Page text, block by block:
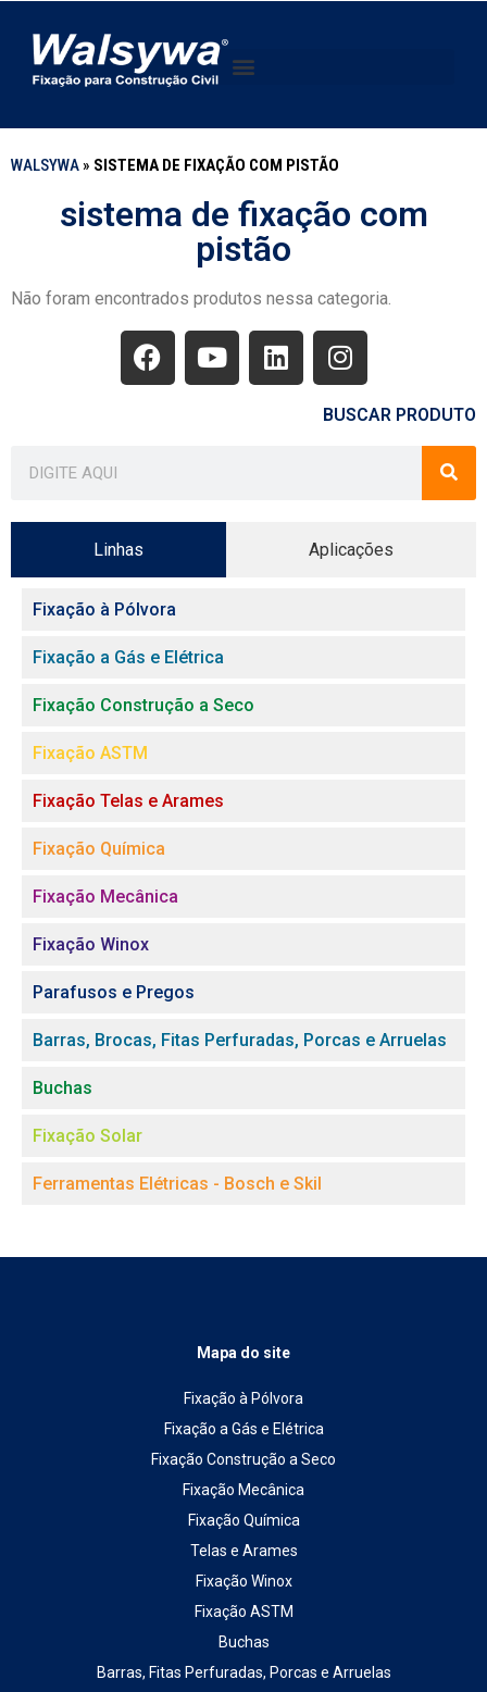
WALSYWA» SISTEMA DE FIXAÇÃO COM PISTÃO
sistema de fixação com
pistão
Não foram encontrados produtos nessa categoria.
BUSCAR PRODUTO
Linhas Aplicações
Fixação à Pólvora
Fixação a Gás e Elétrica
Fixação Construção a Seco
Fixação ASTM
Fixação Telas e Arames
Fixação Química
Fixação Mecânica
Fixação Winox
Parafusos e Pregos
Barras, Brocas, Fitas Perfuradas, Porcas e Arruelas
Buchas
Fixação Solar
Ferramentas Elétricas - Bosch e Skil
Mapa do site
Fixação à Pólvora
Fixação a Gás e Elétrica
Fixação Construção a Seco
Fixação Mecânica
Fixação Química
Telas e Arames
Fixação Winox
Fixação ASTM
Buchas
Barras, Fitas Perfuradas, Porcas e Arruelas